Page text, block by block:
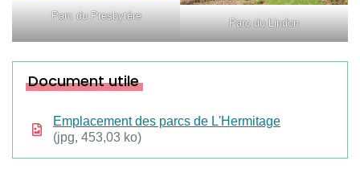
Parc du Presbytère
Parc du Lindon
Informations complémentaires
Document utile
Emplacement des parcs de L'Hermitage
(jpg, 453,03 ko)